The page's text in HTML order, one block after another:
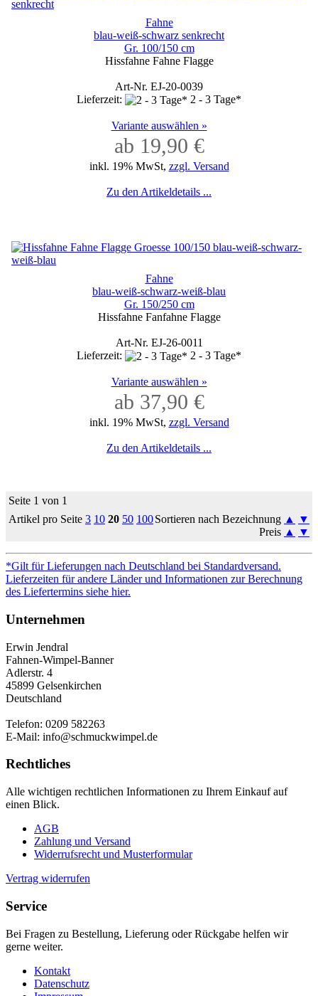
Fahne
blau-weiß-schwarz senkrecht
Gr. 100/150 cm
Hissfahne Fahne Flagge
Art-Nr. EJ-20-0039
Lieferzeit:
2 - 3 Tage*
Variante auswählen »
ab 19,90 €
inkl. 19% MwSt, zzgl. Versand
Zu den Artikeldetails ...
Fahne
blau-weiß-schwarz-weiß-blau
Gr. 150/250 cm
Hissfahne Fanfahne Flagge
Art-Nr. EJ-26-0011
Lieferzeit:
2 - 3 Tage*
Variante auswählen »
ab 37,90 €
inkl. 19% MwSt, zzgl. Versand
Zu den Artikeldetails ...
Seite 1 von 1
Artikel pro Seite 3 10 20 50 100Sortieren nach Bezeichnung ▲
▼
Preis ▲ ▼
*Gilt für Lieferungen nach Deutschland bei Standardversand.
Lieferzeiten für andere Länder und Informationen zur Berechnung
des Liefertermins siehe hier.
Unternehmen
Erwin Jendral
Fahnen-Wimpel-Banner
Adlerstr. 4
45899 Gelsenkirchen
Deutschland
Telefon: 0209 582263
E-Mail: info@schmuckwimpel.de
Rechtliches
Alle wichtigen rechtlichen Informationen zu Ihrem Einkauf auf
einen Blick.
AGB
Zahlung und Versand
Widerrufsrecht und Musterformular
Vertrag widerrufen
Service
Bei Fragen zu Bestellung, Lieferung oder Rückgabe helfen wir
gerne weiter.
Kontakt
Datenschutz